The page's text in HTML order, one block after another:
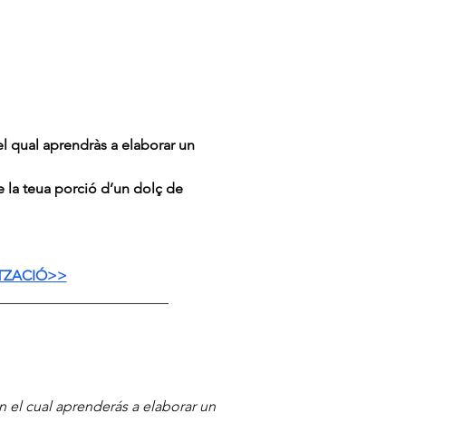
qual aprendràs a elaborar un
la teua porció d’un dolç de
cual aprenderás a elaborar un